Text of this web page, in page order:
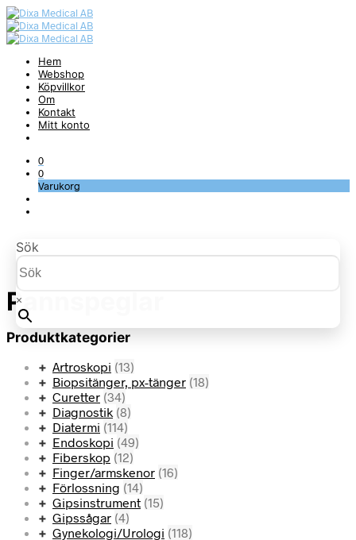
Hem
Webshop
Köpvillkor
Om
Kontakt
Mitt konto
0
0
Varukorg
Sök
×
Pannspeglar
Produktkategorier
Artroskopi (13)
Biopsitänger, px-tänger (18)
Curetter (34)
Diagnostik (8)
Diatermi (114)
Endoskopi (49)
Fiberskop (12)
Finger/armskenor (16)
Förlossning (14)
Gipsinstrument (15)
Gipssågar (4)
Gynekologi/Urologi (118)